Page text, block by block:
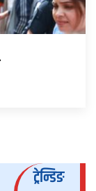
ट्रेन्डिङ